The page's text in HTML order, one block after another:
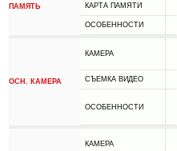
ПАМЯТЬ КАРТА ПАМЯТИ
ОСОБЕННОСТИ
ОСН. КАМЕРА
КАМЕРА
СЪЕМКА ВИДЕО
ОСОБЕННОСТИ
КАМЕРА